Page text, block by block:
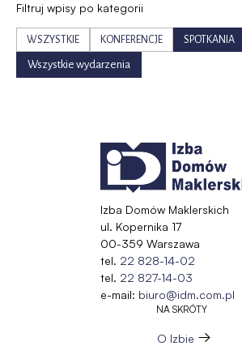
Filtruj wpisy po kategorii
WSZYSTKIE KONFERENCJE SPOTKANIA
Wszystkie wydarzenia
Izba Domów Maklerskich
ul. Kopernika 17
00-359 Warszawa
tel. 22 828-14-02
tel. 22 827-14-03
e-mail: biuro@idm.com.pl
NA SKRÓTY
O Izbie